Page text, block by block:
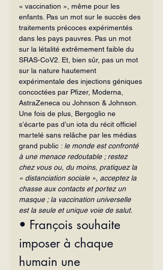
« vaccination », même pour les
enfants. Pas un mot sur le succès des
traitements précoces expérimentés
dans les pays pauvres. Pas un mot
sur la létalité extrêmement faible du
SRAS-CoV2. Et, bien sûr, pas un mot
sur la nature hautement
expérimentale des injections géniques
concoctées par Pfizer, Moderna,
AstraZeneca ou Johnson & Johnson.
Une fois de plus, Bergoglio ne
s’écarte pas d’un iota du récit officiel
martelé sans relâche par les médias
grand public : le monde est confronté
à une menace redoutable ; restez
chez vous ou, du moins, pratiquez la
« distanciation sociale », acceptez la
chasse aux contacts et portez un
masque ; la vaccination universelle
est la seule et unique voie de salut.
• François souhaite
imposer à chaque
humain une